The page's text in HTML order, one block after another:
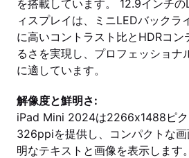
を搭載しています。 12.9インチ
ィスプレイは、ミニLEDバックラ
に高いコントラスト比とHDRコン
るさを実現し、プロフェッショナ
に適しています。
解像度と鮮明さ:
iPad Mini 2024は2266x1488ピ
326ppiを提供し、コンパクトな
明なテキストと画像を表示しま